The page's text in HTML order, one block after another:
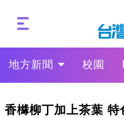
地方新聞 校園
香櫞柳丁加上茶葉 特